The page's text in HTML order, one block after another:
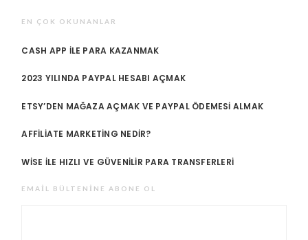
EN ÇOK OKUNANLAR
CASH APP ILE PARA KAZANMAK
2023 YILINDA PAYPAL HESABI AÇMAK
ETSY’DEN MAĞAZA AÇMAK VE PAYPAL ÖDEMESI ALMAK
AFFILIATE MARKETING NEDIR?
WISE ILE HIZLI VE GÜVENILIR PARA TRANSFERLERI
EMAIL BÜLTENINE ABONE OL